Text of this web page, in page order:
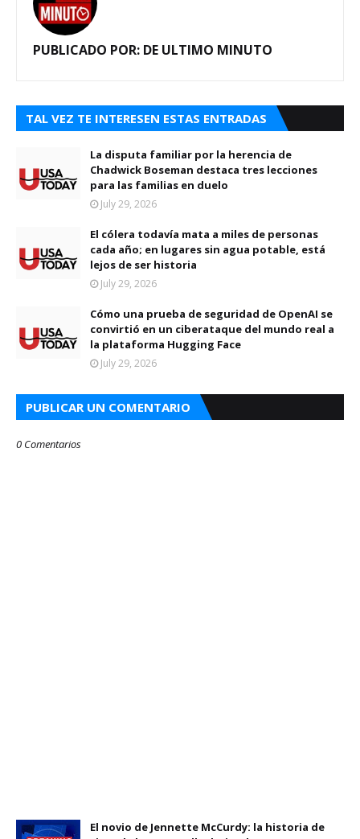
PUBLICADO POR: DE ULTIMO MINUTO
TAL VEZ TE INTERESEN ESTAS ENTRADAS
La disputa familiar por la herencia de
Chadwick Boseman destaca tres lecciones
para las familias en duelo
July 29, 2026
El cólera todavía mata a miles de personas
cada año; en lugares sin agua potable, está
lejos de ser historia
July 29, 2026
Cómo una prueba de seguridad de OpenAI se
convirtió en un ciberataque del mundo real a
la plataforma Hugging Face
July 29, 2026
PUBLICAR UN COMENTARIO
0 Comentarios
El novio de Jennette McCurdy: la historia de